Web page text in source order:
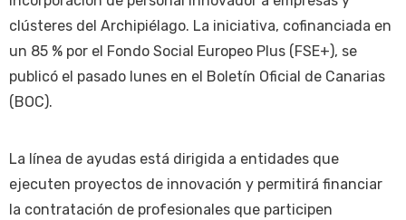
clústeres del Archipiélago. La iniciativa, cofinanciada en
un 85 % por el Fondo Social Europeo Plus (FSE+), se
publicó el pasado lunes en el Boletín Oficial de Canarias
(BOC).
La línea de ayudas está dirigida a entidades que
ejecuten proyectos de innovación y permitirá financiar
la contratación de profesionales que participen